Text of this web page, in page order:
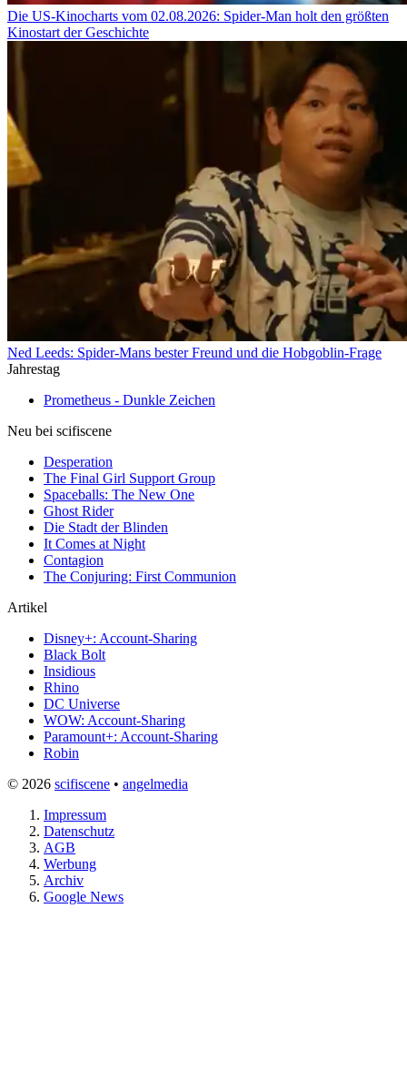
Die US-Kinocharts vom 02.08.2026: Spider-Man holt den größten
Kinostart der Geschichte
Ned Leeds: Spider-Mans bester Freund und die Hobgoblin-Frage
Jahrestag
Prometheus - Dunkle Zeichen
Neu bei scifiscene
Desperation
The Final Girl Support Group
Spaceballs: The New One
Ghost Rider
Die Stadt der Blinden
It Comes at Night
Contagion
The Conjuring: First Communion
Artikel
Disney+: Account-Sharing
Black Bolt
Insidious
Rhino
DC Universe
WOW: Account-Sharing
Paramount+: Account-Sharing
Robin
© 2026 scifiscene • angelmedia
Impressum
Datenschutz
AGB
Werbung
Archiv
Google News